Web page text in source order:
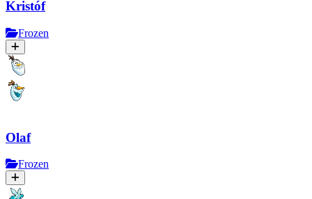
Kristóf
Frozen
Olaf
Frozen